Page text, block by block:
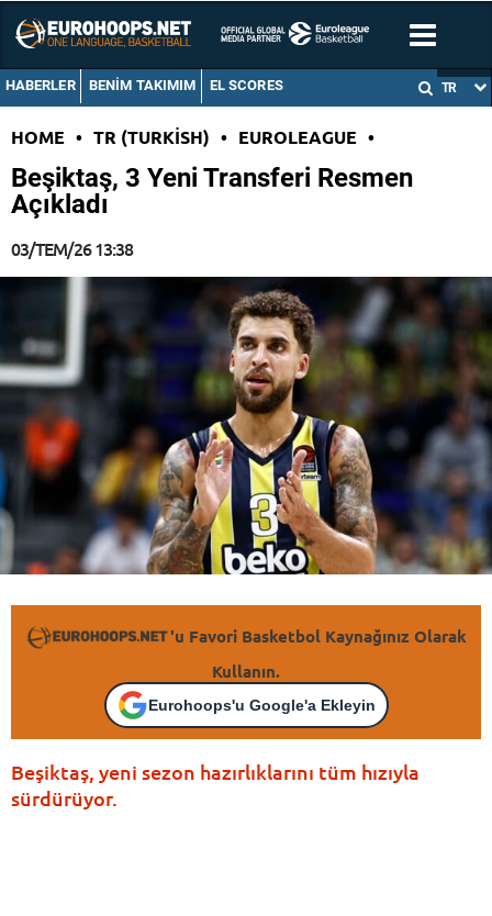
HABERLER BENIM TAKIMIM EL SCORES TR
HOME • TR (TURKISH) • EUROLEAGUE •
Beşiktaş, 3 Yeni Transferi Resmen
Açıkladı
03/TEM/26 13:38
'u Favori Basketbol Kaynağınız Olarak
Kullanın.
Eurohoops'u Google'a Ekleyin
Beşiktaş, yeni sezon hazırlıklarını tüm hızıyla
sürdürüyor.